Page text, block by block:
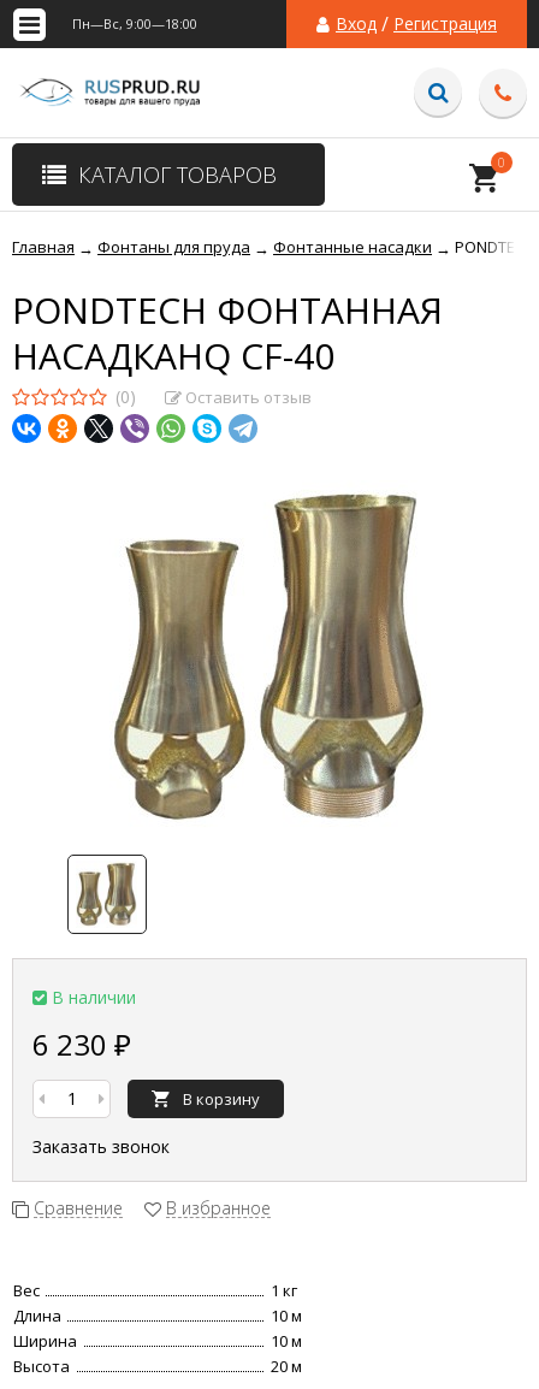
Пн—Вс, 9:00—18:00 Вход / Регистрация
КАТАЛОГ ТОВАРОВ 0
Главная → Фонтаны для пруда → Фонтанные насадки →
PONDTECH ФОНТАННАЯ
НАСАДКАHQ CF-40
(0) Оставить отзыв
В наличии
6 230 ₽
В корзину
Заказать звонок
Сравнение В избранное
Вес
1 кг
Длина
10 м
Ширина
10 м
Высота
20 м